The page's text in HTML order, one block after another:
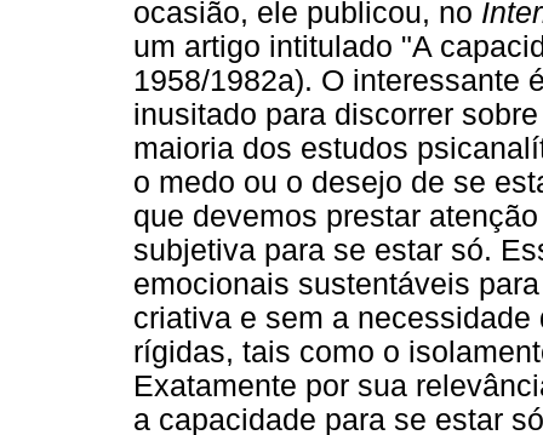
ocasião, ele publicou, no
um artigo intitulado "A
1958/1982a). O interessante
inusitado para discorrer
maioria dos estudos
o medo ou o desejo de se
que devemos prestar
subjetiva para se estar só.
emocionais sustentáveis
criativa e sem a
rígidas, tais como o
Exatamente por sua
a capacidade para se estar